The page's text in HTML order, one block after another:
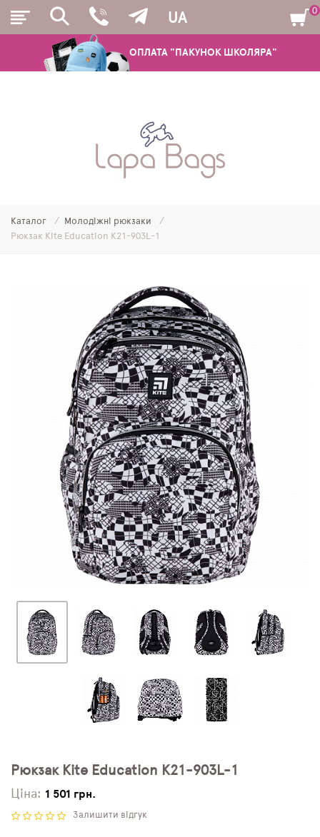
ОПЛАТА "ПАКУНОК ШКОЛЯРА"
UA
ШКІЛЬНІ РЮКЗАКИ ТА РАНЦІ
МОЛОДІЖНІ РЮКЗАКИ
ПЛЯШКИ ДЛЯ ВОДИ
SCHOOL STANDARD
РОЗПРОДАЖ
0
Каталог
Молодіжні рюкзаки
Рюкзак Kite Education K21-903L-1
Рюкзак Kite Education K21-903L-1
Ціна: 1 501 грн.
Залишити відгук